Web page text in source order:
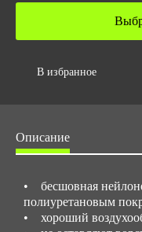
В избранное
Описание
• бесшовная
полиуретановым
• хороший